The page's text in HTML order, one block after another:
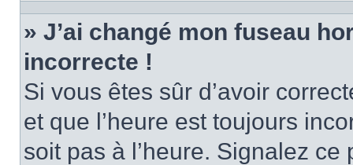
» J’ai changé mon fuseau
incorrecte !
Si vous êtes sûr d’avoir
et que l’heure est toujours
soit pas à l’heure. Signalez